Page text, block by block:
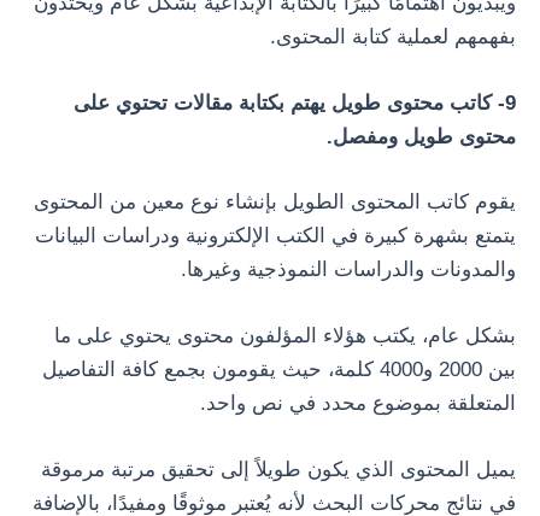
بفهمهم لعملية كتابة المحتوى.
9- كاتب محتوى طويل يهتم بكتابة مقالات تحتوي على
محتوى طويل ومفصل.
يقوم كاتب المحتوى الطويل بإنشاء نوع معين من المحتوى
يتمتع بشهرة كبيرة في الكتب الإلكترونية ودراسات البيانات
والمدونات والدراسات النموذجية وغيرها.
بشكل عام، يكتب هؤلاء المؤلفون محتوى يحتوي على ما
بين 2000 و4000 كلمة، حيث يقومون بجمع كافة التفاصيل
المتعلقة بموضوع محدد في نص واحد.
يميل المحتوى الذي يكون طويلاً إلى تحقيق مرتبة مرموقة
في نتائج محركات البحث لأنه يُعتبر موثوقًا ومفيدًا، بالإضافة